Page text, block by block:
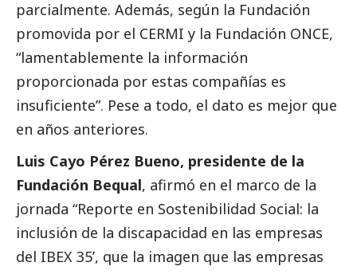
parcialmente. Además, según la Fundación
promovida por el CERMI y la Fundación ONCE,
“lamentablemente la información
proporcionada por estas compañías es
insuficiente”. Pese a todo, el dato es mejor que
en años anteriores.
Luis Cayo Pérez Bueno, presidente de la
Fundación Bequal, afirmó en el marco de la
jornada “Reporte en Sostenibilidad Social: la
inclusión de la discapacidad en las empresas
del IBEX 35’, que la imagen que las empresas